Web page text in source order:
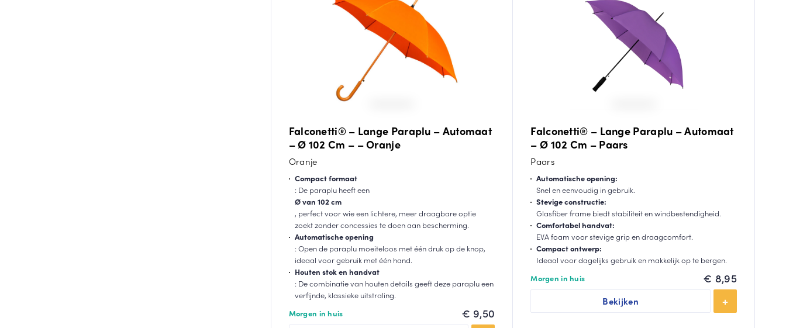
Falconetti® – Lange Paraplu – Automaat
– Ø 102 Cm – – Oranje
€ 9,50
Oranje
Compact formaat
: De paraplu heeft een
Ø van 102 cm
, perfect voor wie een lichtere, meer draagbare optie
zoekt zonder concessies te doen aan bescherming.
Automatische opening
: Open de paraplu moeiteloos met één druk op de knop,
ideaal voor gebruik met één hand.
Houten stok en handvat
: De combinatie van houten details geeft deze paraplu een
verfijnde, klassieke uitstraling.
Morgen in huis
Falconetti® – Lange Paraplu – Automaat
– Ø 102 Cm – Paars
€ 8,95
Paars
Automatische opening:
Snel en eenvoudig in gebruik.
Stevige constructie:
Glasfiber frame biedt stabiliteit en windbestendigheid.
Comfortabel handvat:
EVA foam voor stevige grip en draagcomfort.
Compact ontwerp:
Ideaal voor dagelijks gebruik en makkelijk op te bergen.
Morgen in huis
Bekijken